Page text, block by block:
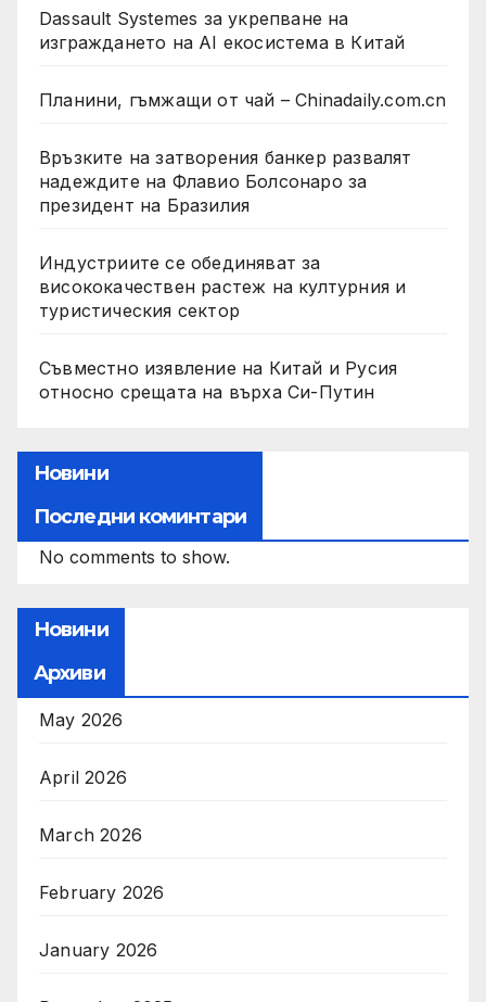
Dassault Systemes за укрепване на
изграждането на AI екосистема в Китай
Планини, гъмжащи от чай – Chinadaily.com.cn
Връзките на затворения банкер развалят
надеждите на Флавио Болсонаро за
президент на Бразилия
Индустриите се обединяват за
висококачествен растеж на културния и
туристическия сектор
Съвместно изявление на Китай и Русия
относно срещата на върха Си-Путин
Новини
Последни коминтари
No comments to show.
Новини
Архиви
May 2026
April 2026
March 2026
February 2026
January 2026